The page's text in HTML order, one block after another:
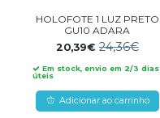
HOLOFOTE 1 LUZ PRETO
GU10 ADARA
20,39€24,36€
Em stock, envio em 2/3 dias
úteis
Adicionar ao carrinho